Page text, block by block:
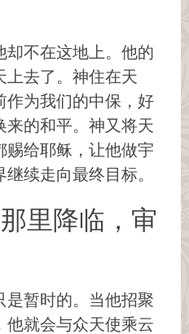
却不在这地上。他的
上去了。神住在天
作为我们的中保，好
来的和平。神又将天
赐给耶稣，让他做宇
续走向最终目标。
里降临，审
是暂时的。当他招聚
他就会与众天使乘云